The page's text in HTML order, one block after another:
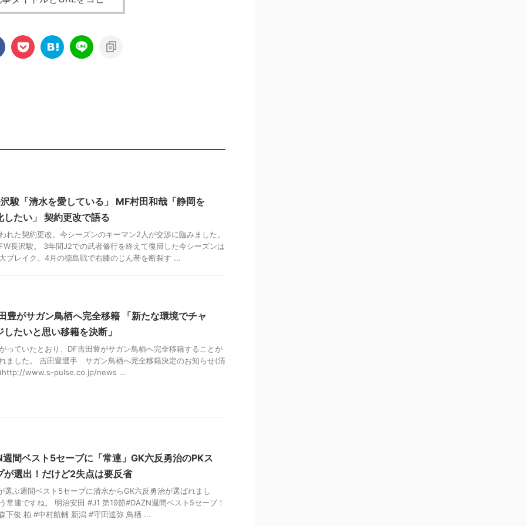
駿「清水を愛している」 MF村田和哉「静岡を
したい」 契約更改で語る
れた契約更改。今シーズンのキーマン2人が交渉に臨みました。
長沢駿。 3年間J2での武者修行を終えて復帰した今シーズンは
ブレイク。4月の徳島戦で右膝のじん帯を断裂す ...
豊がサガン鳥栖へ完全移籍 「新たな環境でチャ
したいと思い移籍を決断」
っていたとおり、DF吉田豊がサガン鳥栖へ完全移籍することが
ました。 吉田豊選手 サガン鳥栖へ完全移籍決定のお知らせ(清
www.s-pulse.co.jp/news ...
間ベスト5セーブに「常連」GK六反勇治のPKス
が選出！だけど2失点は要反省
選ぶ週間ベスト5セーブに清水からGK六反勇治が選ばれまし
常連ですね。 明治安田 #J1 第19節#DAZN週間ベスト5セーブ！
下俊 柏 #中村航輔 新潟 #守田達弥 鳥栖 ...